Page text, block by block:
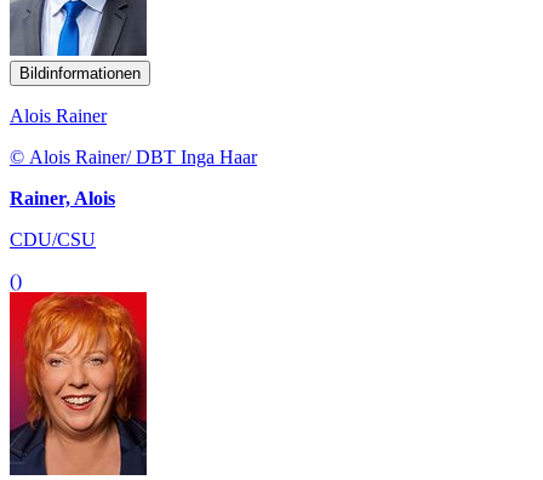
Bildinformationen
Alois Rainer
© Alois Rainer/ DBT Inga Haar
Rainer, Alois
CDU/CSU
()